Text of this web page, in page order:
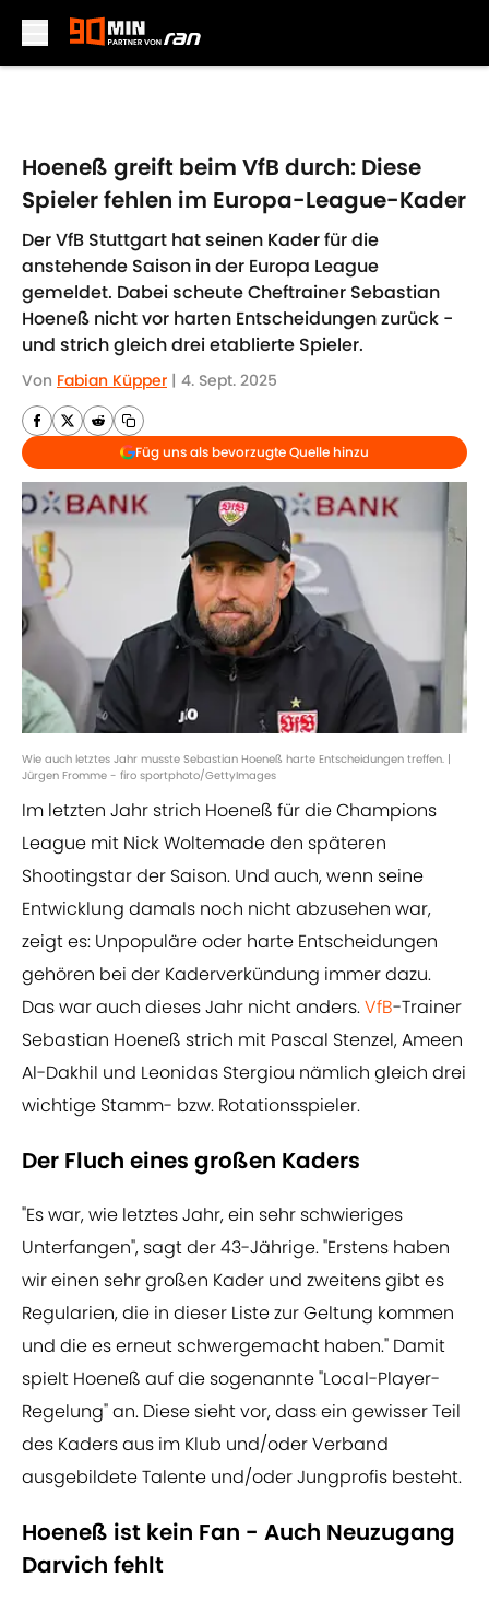
Hoeneß greift beim VfB durch: Diese
Spieler fehlen im Europa-League-Kader
Der VfB Stuttgart hat seinen Kader für die
anstehende Saison in der Europa League
gemeldet. Dabei scheute Cheftrainer Sebastian
Hoeneß nicht vor harten Entscheidungen zurück -
und strich gleich drei etablierte Spieler.
Von Fabian Küpper | 4. Sept. 2025
Füg uns als bevorzugte Quelle hinzu
Wie auch letztes Jahr musste Sebastian Hoeneß harte Entscheidungen treffen. |
Jürgen Fromme - firo sportphoto/GettyImages
Im letzten Jahr strich Hoeneß für die Champions
League mit Nick Woltemade den späteren
Shootingstar der Saison. Und auch, wenn seine
Entwicklung damals noch nicht abzusehen war,
zeigt es: Unpopuläre oder harte Entscheidungen
gehören bei der Kaderverkündung immer dazu.
Das war auch dieses Jahr nicht anders.VfB-Trainer
Sebastian Hoeneß strich mit Pascal Stenzel, Ameen
Al-Dakhil und Leonidas Stergiou nämlich gleich drei
wichtige Stamm- bzw. Rotationsspieler.
Der Fluch eines großen Kaders
"Es war, wie letztes Jahr, ein sehr schwieriges
Unterfangen", sagt der 43-Jährige. "Erstens haben
wir einen sehr großen Kader und zweitens gibt es
Regularien, die in dieser Liste zur Geltung kommen
und die es erneut schwergemacht haben." Damit
spielt Hoeneß auf die sogenannte "Local-Player-
Regelung" an. Diese sieht vor, dass ein gewisser Teil
des Kaders aus im Klub und/oder Verband
ausgebildete Talente und/oder Jungprofis besteht.
Hoeneß ist kein Fan - Auch Neuzugang
Darvich fehlt